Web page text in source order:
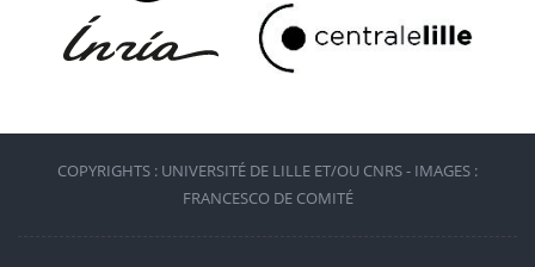
COPYRIGHTS : UNIVERSITÉ DE LILLE ET/OU CNRS - IMAGES :
FRANCESCO DE COMITÉ